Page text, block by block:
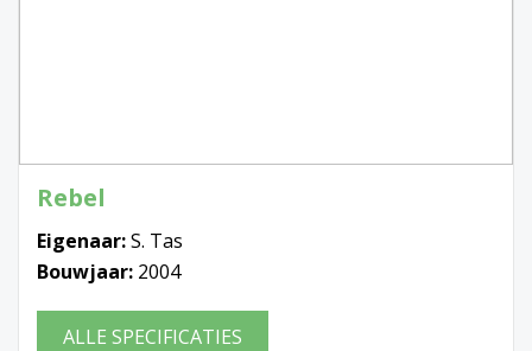
Rebel
Eigenaar:S. Tas
Bouwjaar: 2004
ALLE SPECIFICATIES